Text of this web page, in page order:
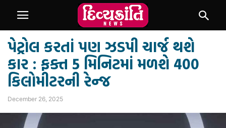
પેટ્રોલ કરતાં પણ ઝડપી ચાર્જ થશે
કાર : ફક્ત 5 મિનિટમાં મળશે 400
કિલોમીટરની રેન્જ
December 26, 2025